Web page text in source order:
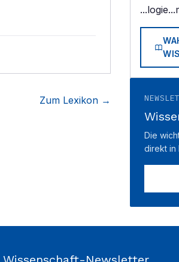
Zum Lexikon →
...logie
Die
direkt in